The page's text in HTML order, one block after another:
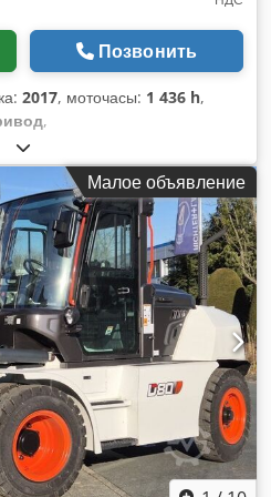
Позвонить
2017, моточасы: 1 436 h,
,
Малое объявление